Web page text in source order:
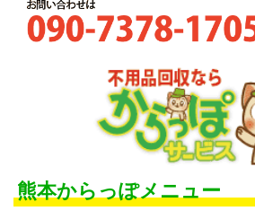
熊本からっぽメニュー